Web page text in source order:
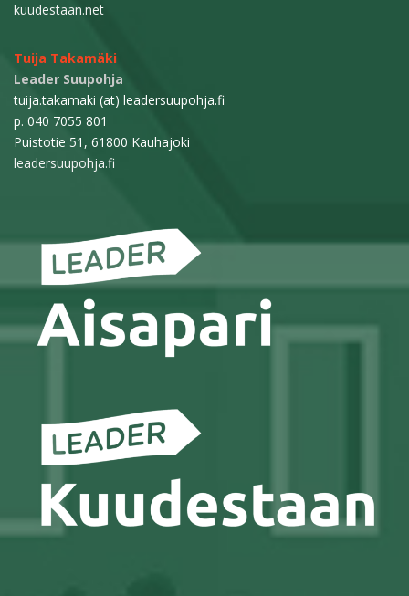
kuudestaan.net
Tuija Takamäki
Leader Suupohja
tuija.takamaki (at) leadersuupohja.fi
p. 040 7055 801
Puistotie 51, 61800 Kauhajoki
leadersuupohja.fi